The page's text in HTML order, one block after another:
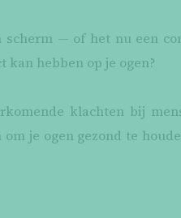
scherm — of het nu een
hebben op je ogen?
klachten bij
je ogen gezond te